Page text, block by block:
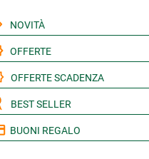
NOVITÀ
OFFERTE
OFFERTE SCADENZA
BEST SELLER
BUONI REGALO